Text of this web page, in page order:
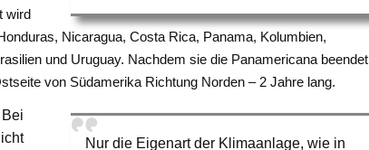
wird
Nicaragua, Costa Rica, Panama, Kolumbien,
und Uruguay. Nachdem sie die Panamericana beendet
von Südamerika Richtung Norden – 2 Jahre lang.
Nur die Eigenart der Klimaanlage, wie in